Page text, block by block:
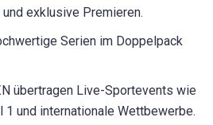
exklusive Premieren.
Serien im Doppelpack
übertragen Live-Sportevents wie
1 und internationale Wettbewerbe.